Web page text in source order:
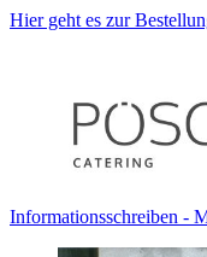
Hier geht es zur
Informationsschreiben -